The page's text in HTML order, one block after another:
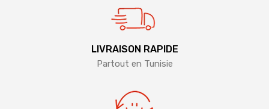
LIVRAISON RAPIDE
Partout en Tunisie